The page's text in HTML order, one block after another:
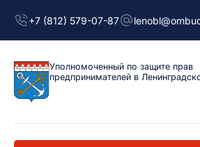
+7 (812) 579-07-87
Уполномоченный по защите прав
предпринимателей в